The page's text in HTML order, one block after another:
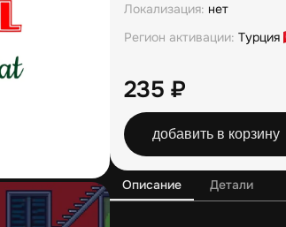
Локализация: нет
Регион активации: Турция
235 ₽
добавить в корзину
Описание Детали